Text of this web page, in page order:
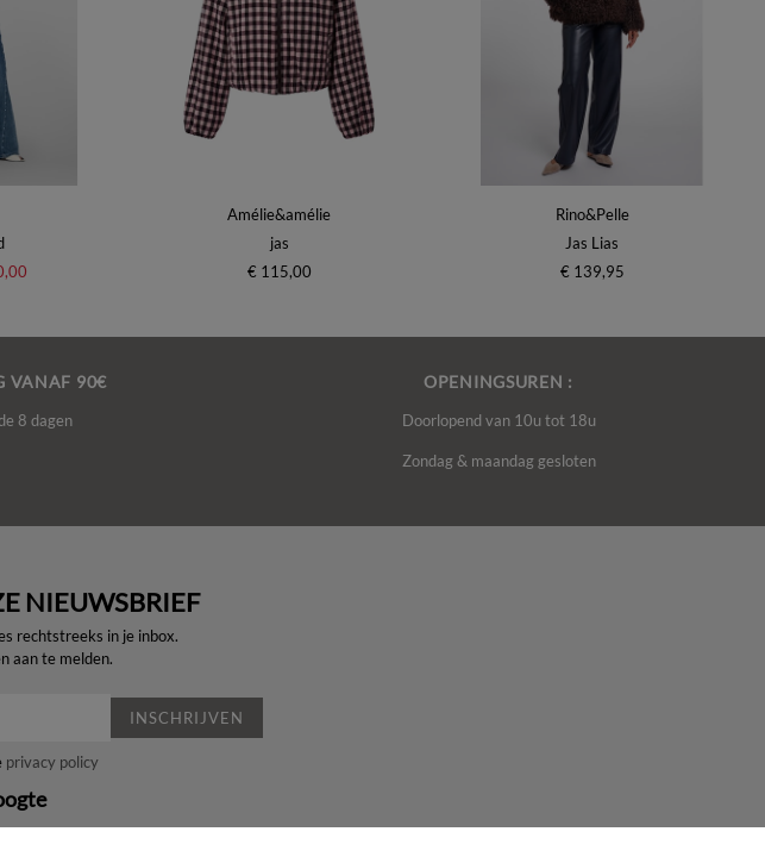
Amélie&amélie
jas
€ 115,00
Rino&Pelle
Jas Lias
€ 139,95
VANAF 90€
8 dagen
OPENINGSUREN :
Doorlopend van 10u tot 18u
Zondag & maandag gesloten
NIEUWSBRIEF
rechtstreeks in je inbox.
aan te melden.
INSCHRIJVEN
privacy policy